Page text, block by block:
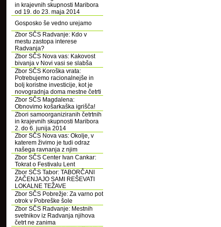
in krajevnih skupnosti Maribora
od 19. do 23. maja 2014
Gosposko še vedno urejamo
Zbor SČS Radvanje: Kdo v
mestu zastopa interese
Radvanja?
Zbor SČS Nova vas: Kakovost
bivanja v Novi vasi se slabša
Zbor SČS Koroška vrata:
Potrebujemo racionalnejše in
bolj koristne investicije, kot je
novogradnja doma mestne četrti
Zbor SČS Magdalena:
Obnovimo košarkaška igrišča!
Zbori samoorganiziranih četrtnih
in krajevnih skupnosti Maribora
2. do 6. junija 2014
Zbor SČS Nova vas: Okolje, v
katerem živimo je tudi odraz
našega ravnanja z njim
Zbor SČS Center Ivan Cankar:
Tokrat o Festivalu Lent
Zbor SČS Tabor: TABORČANI
ZAČENJAJO SAMI REŠEVATI
LOKALNE TEŽAVE
Zbor SČS Pobrežje: Za varno pot
otrok v Pobreške šole
Zbor SČS Radvanje: Mestnih
svetnikov iz Radvanja njihova
četrt ne zanima